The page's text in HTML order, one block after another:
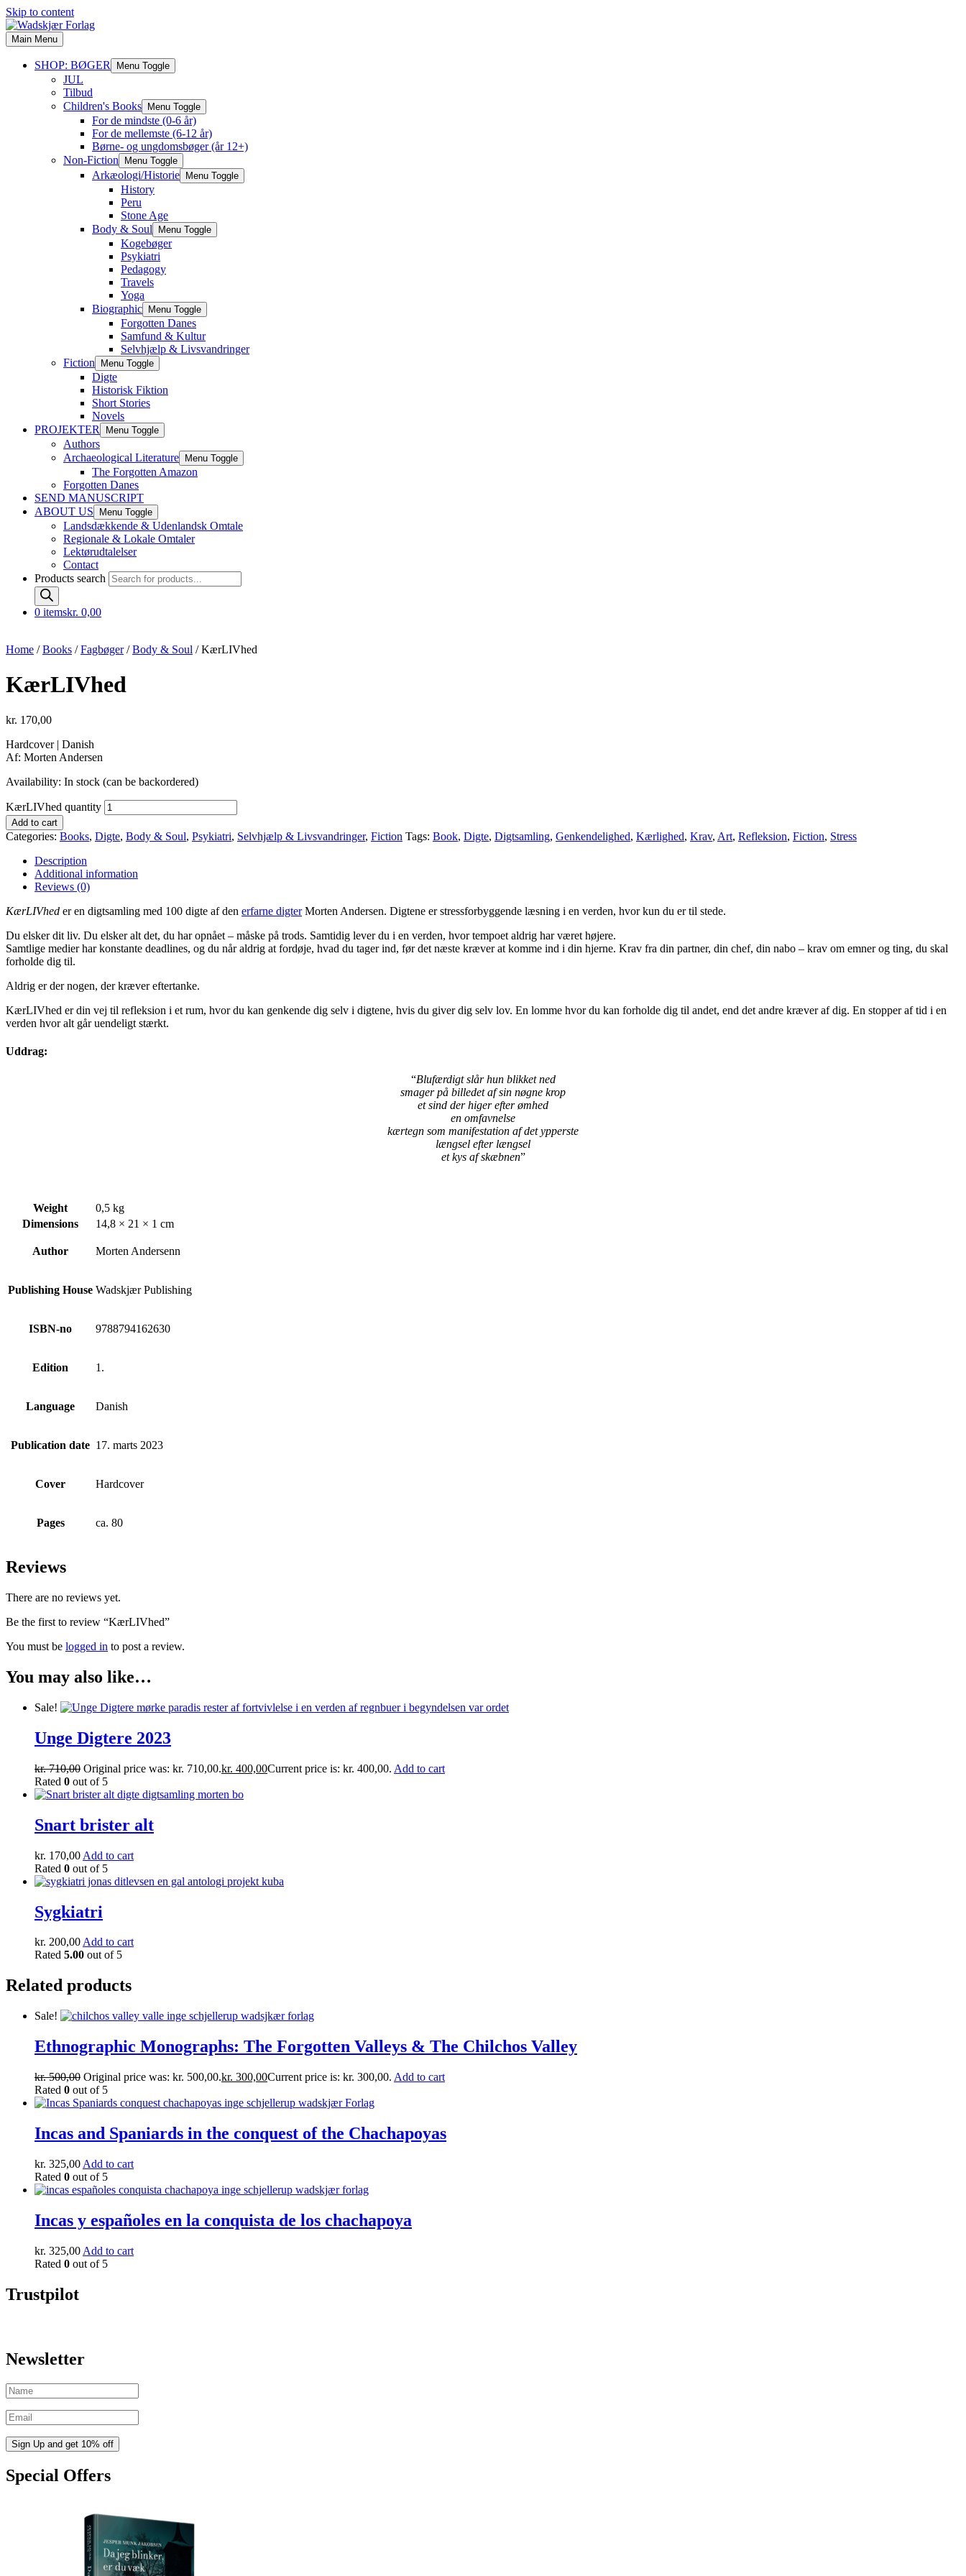
Skip to content
Main Menu
SHOP: BØGER Menu Toggle
JUL
Tilbud
Children's Books
Menu Toggle
For de mindste (0-6 år)
For de mellemste (6-12 år)
Børne- og ungdomsbøger (år 12+)
Non-Fiction
Menu Toggle
Arkæologi/Historie Menu Toggle
History
Peru
Stone Age
Body & Soul
Menu Toggle
Kogebøger
Psykiatri
Pedagogy
Travels
Yoga
Biographic
Menu Toggle
Forgotten Danes
Samfund & Kultur
Selvhjælp & Livsvandringer
Fiction
Menu Toggle
Digte
Historisk Fiktion
Short Stories
Novels
PROJEKTER
Menu Toggle
Authors
Archaeological Literature
Menu Toggle
The Forgotten Amazon
Forgotten Danes
SEND MANUSCRIPT
ABOUT US
Menu Toggle
Landsdækkende & Udenlandsk Omtale
Regionale & Lokale Omtaler
Lektørudtalelser
Contact
Products search
0 itemskr. 0,00
Home /Books /Fagbøger/Body & Soul / KærLIVhed
KærLIVhed
kr. 170,00
Hardcover | Danish
Af: Morten Andersen
Availability: In stock (can be backordered)
KærLIVhed quantity
Add to cart
Categories: Books, Digte, Body & Soul, Psykiatri, Selvhjælp & Livsvandringer, Fiction Tags: Book, Digte, Digtsamling, Genkendelighed, Kærlighed, Krav, Art, Refleksion, Fiction, Stress
Description
Additional information
Reviews (0)
KærLIVhed er en digtsamling med 100 digte af den erfarne digterMorten Andersen. Digtene er stressforbyggende læsning i en verden, hvor kun du er til stede.
Du elsker dit liv. Du elsker alt det, du har opnået – måske på trods. Samtidig lever du i en verden, hvor tempoet aldrig har været højere.
Samtlige medier har konstante deadlines, og du når aldrig at fordøje, hvad du tager ind, før det næste kræver at komme ind i din hjerne. Krav fra din partner, din chef, din nabo – krav om emner og ting, du skal
forholde dig til.
Aldrig er der nogen, der kræver eftertanke.
KærLIVhed er din vej til refleksion i et rum, hvor du kan genkende dig selv i digtene, hvis du giver dig selv lov. En lomme hvor du kan forholde dig til andet, end det andre kræver af dig. En stopper af tid i en
verden hvor alt går uendeligt stærkt.
Uddrag:
“Blufærdigt slår hun blikket ned
smager på billedet af sin nøgne krop
et sind der higer efter ømhed
en omfavnelse
kærtegn som manifestation af det ypperste
længsel efter længsel
et kys af skæbnen”
Weight
0,5 kg
Dimensions
14,8 × 21 × 1 cm
Author Morten Andersenn
Publishing House Wadskjær Publishing
ISBN-no 9788794162630
Edition 1.
Language Danish
Publication date 17. marts 2023
Cover Hardcover
Pages ca. 80
Reviews
There are no reviews yet.
Be the first to review “KærLIVhed”
You must be logged in to post a review.
You may also like…
Sale!
Unge Digtere 2023
kr.710,00 Original price was: kr. 710,00.kr. 400,00Current price is: kr. 400,00. Add to cart
Rated 0 out of 5
Snart brister alt
kr. 170,00 Add to cart
Rated 0 out of 5
Sygkiatri
kr. 200,00Add to cart
Rated 5.00 out of 5
Related products
Sale!
Ethnographic Monographs: The Forgotten Valleys & The Chilchos Valley
kr.500,00 Original price was: kr. 500,00.kr. 300,00Current price is: kr. 300,00. Add to cart
Rated 0 out of 5
Incas and Spaniards in the conquest of the Chachapoyas
kr. 325,00 Add to cart
Rated 0 out of 5
Incas y españoles en la conquista de los chachapoya
kr. 325,00 Add to cart
Rated 0 out of 5
Trustpilot
Newsletter
Special Offers